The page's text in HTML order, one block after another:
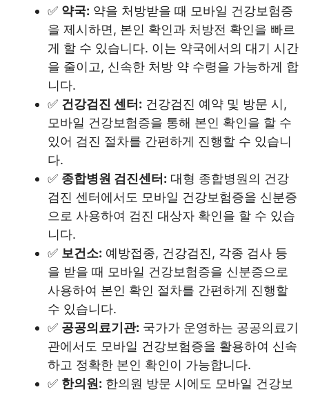
✅ 약국: 약을 처방받을 때 모바일 건강보험증
을 제시하면, 본인 확인과 처방전 확인을 빠르
게 할 수 있습니다. 이는 약국에서의 대기 시간
을 줄이고, 신속한 처방 약 수령을 가능하게 합
니다.
✅ 건강검진 센터: 건강검진 예약 및 방문 시,
모바일 건강보험증을 통해 본인 확인을 할 수
있어 검진 절차를 간편하게 진행할 수 있습니
다.
✅ 종합병원 검진센터: 대형 종합병원의 건강
검진 센터에서도 모바일 건강보험증을 신분증
으로 사용하여 검진 대상자 확인을 할 수 있습
니다.
✅ 보건소: 예방접종, 건강검진, 각종 검사 등
을 받을 때 모바일 건강보험증을 신분증으로
사용하여 본인 확인 절차를 간편하게 진행할
수 있습니다.
✅ 공공의료기관: 국가가 운영하는 공공의료기
관에서도 모바일 건강보험증을 활용하여 신속
하고 정확한 본인 확인이 가능합니다.
✅ 한의원: 한의원 방문 시에도 모바일 건강보